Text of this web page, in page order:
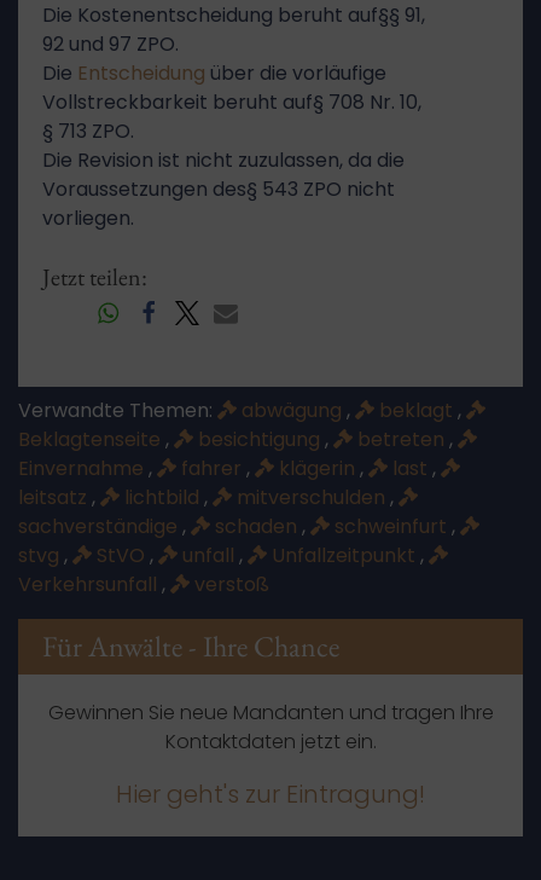
Die Kostenentscheidung beruht auf§§ 91,
92 und 97 ZPO.
Die Entscheidung über die vorläufige
Vollstreckbarkeit beruht auf§ 708 Nr. 10,
§ 713 ZPO.
Die Revision ist nicht zuzulassen, da die
Voraussetzungen des§ 543 ZPO nicht
vorliegen.
Jetzt teilen:
Verwandte Themen: abwägung , beklagt ,
Beklagtenseite , besichtigung , betreten ,
Einvernahme , fahrer , klägerin , last ,
leitsatz , lichtbild , mitverschulden ,
sachverständige , schaden , schweinfurt ,
stvg , StVO , unfall , Unfallzeitpunkt ,
Verkehrsunfall , verstoß
Für Anwälte - Ihre Chance
Gewinnen Sie neue Mandanten und tragen Ihre
Kontaktdaten jetzt ein.
Hier geht's zur Eintragung!